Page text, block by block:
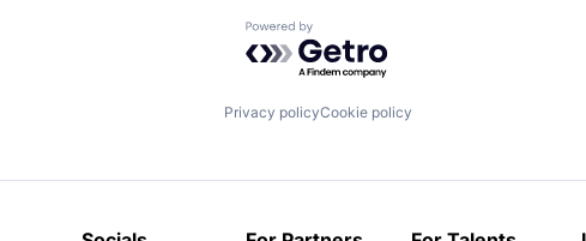
Powered by Getro.com
Privacy policyCookie policy